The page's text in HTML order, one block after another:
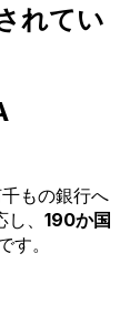
れてい
もの銀行へ
、 190か国
す。